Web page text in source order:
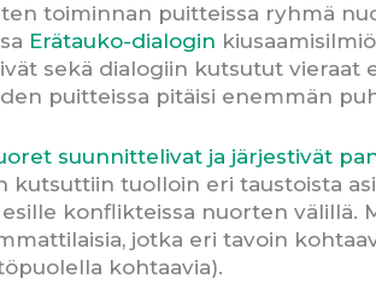
toiminnan puitteissa ryhmä
Erätauko-dialogin
sekä dialogiin kutsutut vieraat
puitteissa pitäisi enemmän
suunnittelivat ja järjestivät
kutsuttiin tuolloin eri taustoista
konflikteissa nuorten välillä.
jotka eri tavoin
kohtaavia).